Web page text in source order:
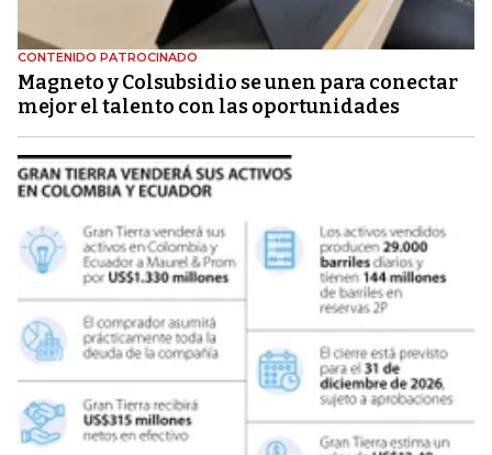
CONTENIDO PATROCINADO
Magneto y Colsubsidio se unen para conectar
mejor el talento con las oportunidades